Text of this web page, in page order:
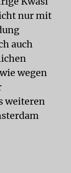
nur mit
auch
wegen
weiteren